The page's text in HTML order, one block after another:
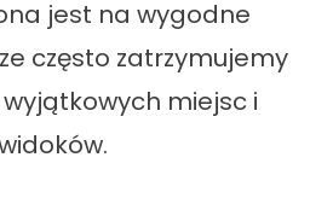
jest na wygodne
często zatrzymujemy
miejsc i